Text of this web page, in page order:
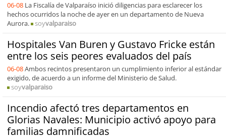
06-08 La Fiscalía de Valparaíso inició diligencias para esclarecer los
hechos ocurridos la noche de ayer en un departamento de Nueva
Aurora.
soyvalparaiso
Hospitales Van Buren y Gustavo Fricke están
entre los seis peores evaluados del país
06-08Ambos recintos presentaron un cumplimiento inferior al estándar
exigido, de acuerdo a un informe del Ministerio de Salud.
soyvalparaiso
Incendio afectó tres departamentos en
Glorias Navales: Municipio activó apoyo para
familias damnificadas